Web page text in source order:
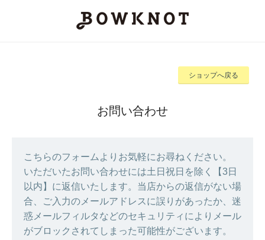
ショップへ戻る
お問い合わせ
こちらのフォームよりお気軽にお尋ねください。
いただいたお問い合わせには土日祝日を除く【3日
以内】に返信いたします。当店からの返信がない場
合、ご入力のメールアドレスに誤りがあったか、迷
惑メールフィルタなどのセキュリティによりメール
がブロックされてしまった可能性がございます。